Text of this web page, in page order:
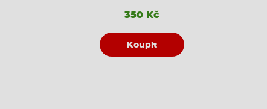
350 Kč
Koupit